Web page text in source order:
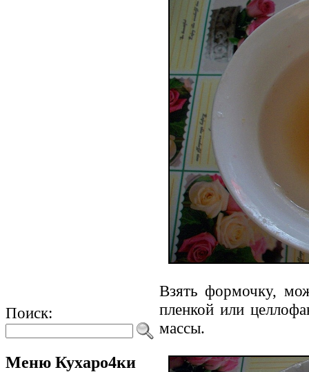
Поиск:
Меню Кухаро4ки
Взять формочку,
пленкой или
массы.